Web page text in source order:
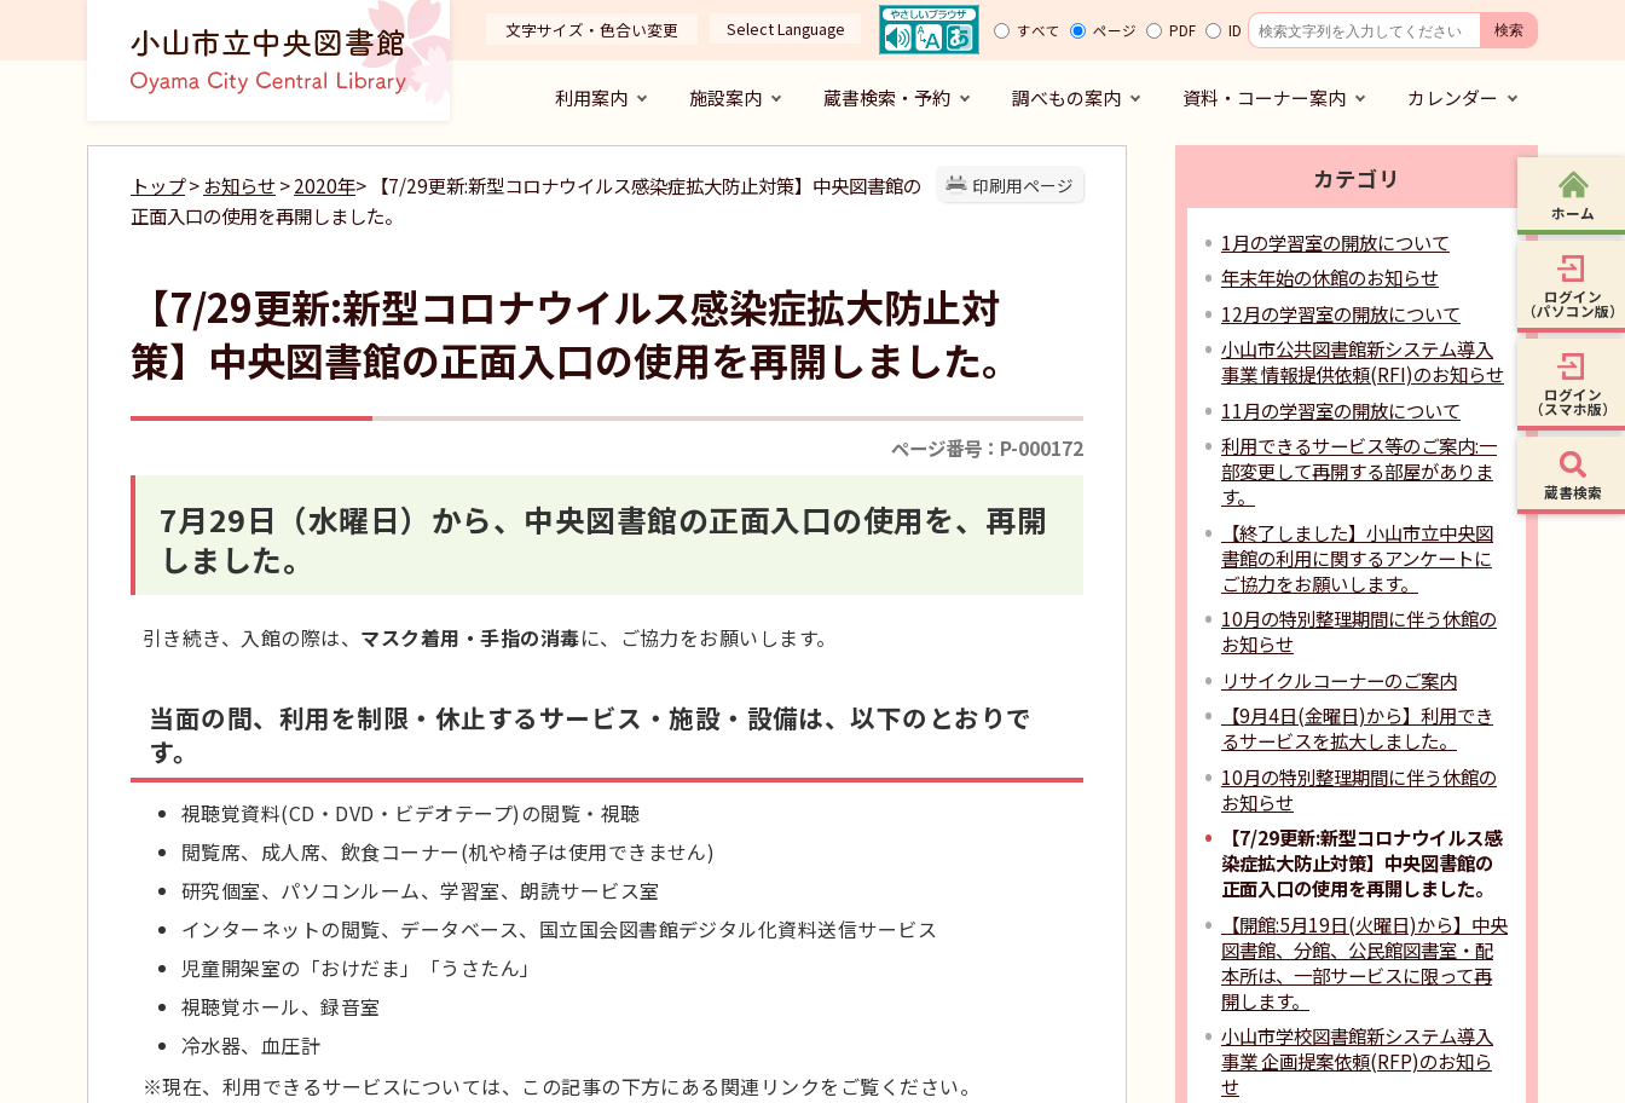
文字サイズ・色合い変更 Select Language すべて ページ PDF ID
利用案内 施設案内 蔵書検索・予約 調べもの案内 資料・コーナー案内 カレンダー
印刷用ページ
トップ>お知らせ>2020年> 【7/29更新:新型コロナウイルス感染症拡大防止対策】中央図書館の
正面入口の使用を再開しました。
【7/29更新:新型コロナウイルス感染症拡大防止対
策】中央図書館の正面入口の使用を再開しました。
ページ番号：P-000172
7月29日（水曜日）から、中央図書館の正面入口の使用を、再開
しました。
引き続き、入館の際は、 マスク着用・手指の消毒に、ご協力をお願いします。
当面の間、利用を制限・休止するサービス・施設・設備は、以下のとおりで
す。
視聴覚資料(CD・DVD・ビデオテープ)の閲覧・視聴
閲覧席、成人席、飲食コーナー(机や椅子は使用できません)
研究個室、パソコンルーム、学習室、朗読サービス室
インターネットの閲覧、データベース、国立国会図書館デジタル化資料送信サービス
児童開架室の「おけだま」「うさたん」
視聴覚ホール、録音室
冷水器、血圧計
※現在、利用できるサービスについては、この記事の下方にある関連リンクをご覧ください。
カテゴリ
1月の学習室の開放について
年末年始の休館のお知らせ
12月の学習室の開放について
小山市公共図書館新システム導入
事業 情報提供依頼(RFI)のお知らせ
11月の学習室の開放について
利用できるサービス等のご案内:一
部変更して再開する部屋がありま
す。
【終了しました】小山市立中央図
書館の利用に関するアンケートに
ご協力をお願いします。
10月の特別整理期間に伴う休館の
お知らせ
リサイクルコーナーのご案内
【9月4日(金曜日)から】利用でき
るサービスを拡大しました。
10月の特別整理期間に伴う休館の
お知らせ
【7/29更新:新型コロナウイルス感
染症拡大防止対策】中央図書館の
正面入口の使用を再開しました。
【開館:5月19日(火曜日)から】中央
図書館、分館、公民館図書室・配
本所は、一部サービスに限って再
開します。
小山市学校図書館新システム導入
事業 企画提案依頼(RFP)のお知ら
せ
ホーム
ログイン
（パソコン版）
ログイン
（スマホ版）
蔵書検索